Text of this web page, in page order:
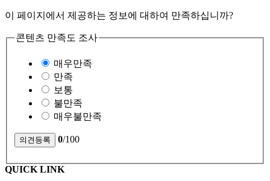
이 페이지에서 제공하는 정보에 대하여 만족하십니까?
콘텐츠 만족도 조사
매우만족
만족
보통
불만족
매우불만족
0/100
QUICK LINK